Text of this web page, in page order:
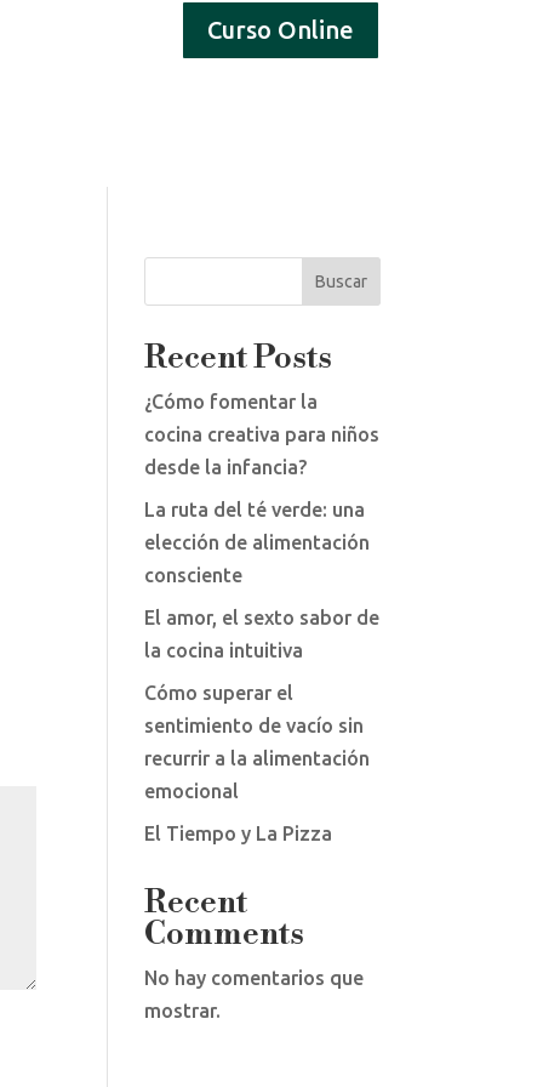
Curso Online
Buscar
Recent Posts
¿Cómo fomentar la
cocina creativa para niños
desde la infancia?
La ruta del té verde: una
elección de alimentación
consciente
El amor, el sexto sabor de
la cocina intuitiva
Cómo superar el
sentimiento de vacío sin
recurrir a la alimentación
emocional
El Tiempo y La Pizza
Recent
Comments
No hay comentarios que
mostrar.